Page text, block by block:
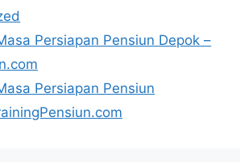
Persiapan Pensiun Depok –
Persiapan Pensiun